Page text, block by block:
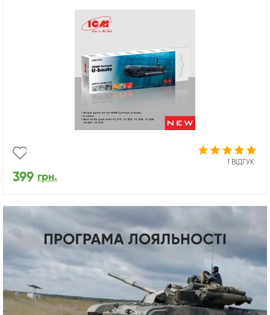
1 ВІДГУК
399 грн.